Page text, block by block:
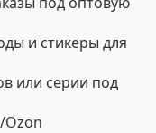
и стикеры для
или серии под
Ozon